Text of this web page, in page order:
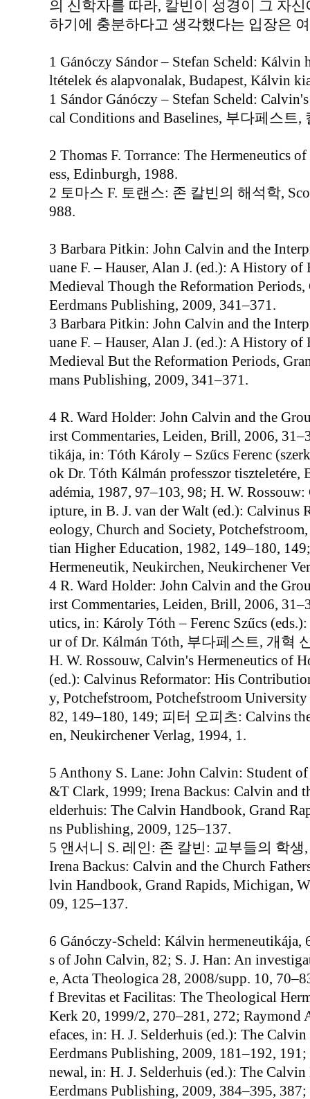
의 신학자를 따라, 칼빈이 성경이 그 자
하기에 충분하다고 생각했다는 입장은
1 Gánóczy Sándor – Stefan Scheld: Kálvin
ltételek és alapvonalak, Budapest, Kálvin
1 Sándor Gánóczy – Stefan Scheld:
cal Conditions and Baselines, 부다페스트,
2 Thomas F. Torrance: The Hermeneutics
ess, Edinburgh, 1988.
2 토마스 F. 토랜스: 존 칼빈의 해석학,
988.
3 Barbara Pitkin: John Calvin and the
uane F. – Hauser, Alan J. (ed.): A History
Medieval Though the Reformation
Eerdmans Publishing, 2009, 341–371.
3 Barbara Pitkin: John Calvin and the
uane F. – Hauser, Alan J. (ed.): A History
Medieval But the Reformation Periods,
mans Publishing, 2009, 341–371.
4 R. Ward Holder: John Calvin and the
irst Commentaries, Leiden, Brill, 2006,
tikája, in: Tóth Károly – Szűcs Ferenc
ok Dr. Tóth Kálmán professzor tiszteletére,
adémia, 1987, 97–103, 98; H. W.
ipture, in B. J. van der Walt (ed.):
eology, Church and Society,
tian Higher Education, 1982, 149–180,
Hermeneutik, Neukirchen, Neukirchener
4 R. Ward Holder: John Calvin and the
irst Commentaries, Leiden, Brill, 2006,
utics, in: Károly Tóth – Ferenc Szűcs
ur of Dr. Kálmán Tóth, 부다페스트, 개혁
H. W. Rossouw, Calvin's Hermeneutics of
(ed.): Calvinus Reformator: His
y, Potchefstroom, Potchefstroom
82, 149–180, 149; 피터 오피츠: Calvins
en, Neukirchener Verlag, 1994, 1.
5 Anthony S. Lane: John Calvin: Student
&T Clark, 1999; Irena Backus: Calvin and
elderhuis: The Calvin Handbook, Grand
ns Publishing, 2009, 125–137.
5 앤서니 S. 레인: 존 칼빈: 교부들의 학
Irena Backus: Calvin and the Church
lvin Handbook, Grand Rapids, Michigan,
09, 125–137.
6 Gánóczy-Scheld: Kálvin hermeneutikája,
s of John Calvin, 82; S. J. Han: An
e, Acta Theologica 28, 2008/supp. 10,
f Brevitas et Facilitas: The Theological
Kerk 20, 1999/2, 270–281, 272; Raymond
efaces, in: H. J. Selderhuis (ed.): The
Eerdmans Publishing, 2009, 181–192,
newal, in: H. J. Selderhuis (ed.): The
Eerdmans Publishing, 2009, 384–395,